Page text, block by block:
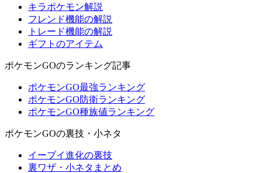
キラポケモン解説
フレンド機能の解説
トレード機能の解説
ギフトのアイテム
ポケモンGOのランキング記事
ポケモンGO最強ランキング
ポケモンGO防衛ランキング
ポケモンGO種族値ランキング
ポケモンGOの裏技・小ネタ
イーブイ進化の裏技
裏ワザ・小ネタまとめ